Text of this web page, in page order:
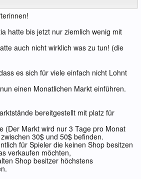
hatte bis jetzt nur ziemlich wenig mit
auch nicht wirklich was zu tun! (die
es sich für viele einfach nicht Lohnt
einen Monatlichen Markt einführen.
bereitgestellt mit platz für
(Der Markt wird nur 3 Tage pro Monat
30$ und 50$ befinden.
für Spieler die keinen Shop besitzen
verkaufen möchten,
Shop besitzer höchstens